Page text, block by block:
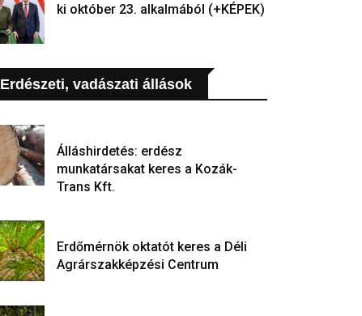
ki október 23. alkalmából (+KÉPEK)
Erdészeti, vadászati állások
Álláshirdetés: erdész
munkatársakat keres a Kozák-
Trans Kft.
Erdőmérnök oktatót keres a Déli
Agrárszakképzési Centrum